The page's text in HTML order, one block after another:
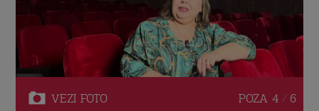
VEZI FOTO POZA 4 / 6